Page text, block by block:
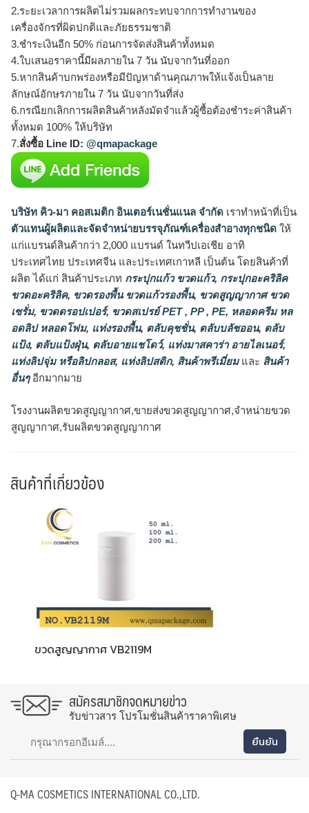
2.ระยะเวลาการผลิตไม่รวมผลกระทบจากการทำงานของ
เครื่องจักรที่ผิดปกติและภัยธรรมชาติ
3.ชำระเงินอีก 50% ก่อนการจัดส่งสินค้าทั้งหมด
4.ใบเสนอราคานี้มีผลภายใน 7 วัน นับจากวันที่ออก
5.หากสินค้าบกพร่องหรือมีปัญหาด้านคุณภาพให้แจ้งเป็นลาย
ลักษณ์อักษรภายใน 7 วัน นับจากวันที่ส่ง
6.กรณียกเลิกการผลิตสินค้าหลังมัดจำแล้วผู้ซื้อต้องชำระค่าสินค้า
ทั้งหมด 100% ให้บริษัท
7.สั่งซื้อ Line ID: @qmapackage
บริษัท คิว-มา คอสเมติก อินเตอร์เนชั่นแนล จำกัด เราทำหน้าที่เป็น
ตัวแทนผู้ผลิตและจัดจำหน่ายบรรจุภัณฑ์เครื่องสำอางทุกชนิด ให้
แก่แบรนด์สินค้ากว่า 2,000 แบรนด์ ในทวีปเอเชีย อาทิ
ประเทศไทย ประเทศจีน และประเทศเกาหลี เป็นต้น โดยสินค้าที่
ผลิต ได้แก่ สินค้าประเภท กระปุกแก้ว ขวดแก้ว, กระปุกอะคริลิค
ขวดอะคริลิค, ขวดรองพื้น ขวดแก้วรองพื้น, ขวดสูญญากาศ ขวด
เซรั่ม, ขวดดรอปเปอร์, ขวดสเปรย์ PET , PP , PE, หลอดครีม หล
อดลิป หลอดโฟม, แท่งรองพื้น, ตลับคุชชั่น, ตลับบลัชออน, ตลับ
แป้ง, ตลับแป้งฝุ่น, ตลับอายแชโดว์, แท่งมาสคาร่า อายไลเนอร์,
แท่งลิปจุ่ม หรือลิปกลอส, แท่งลิปสติก, สินค้าพรีเมี่ยมและ สินค้า
อื่นๆอีกมากมาย
โรงงานผลิตขวดสูญญากาศ,ขายส่งขวดสูญญากาศ,จำหน่ายขวด
สูญญากาศ,รับผลิตขวดสูญญากาศ
สินค้าที่เกี่ยวข้อง
ขวดสูญญากาศ VB2119M
สมัครสมาชิกจดหมายข่าว
รับข่าวสาร โปรโมชั่นสินค้าราคาพิเศษ
Q-MA COSMETICS INTERNATIONAL CO.,LTD.